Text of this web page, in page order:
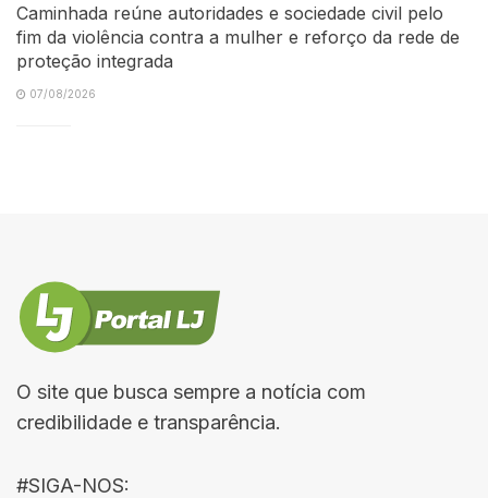
Caminhada reúne autoridades e sociedade civil pelo
fim da violência contra a mulher e reforço da rede de
proteção integrada
07/08/2026
O site que busca sempre a notícia com
credibilidade e transparência.
#SIGA-NOS: